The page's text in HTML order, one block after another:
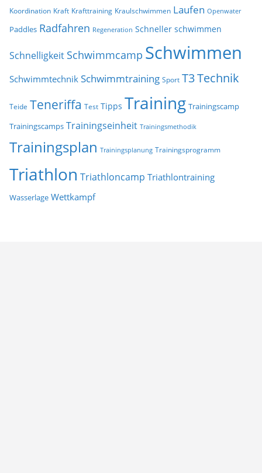
Koordination Kraft Krafttraining Kraulschwimmen Laufen Openwater
Paddles Radfahren Regeneration Schneller schwimmen
Schnelligkeit Schwimmcamp Schwimmen
Schwimmtechnik Schwimmtraining Sport T3Technik
Teide Teneriffa Test Tipps Training Trainingscamp
Trainingscamps Trainingseinheit Trainingsmethodik
Trainingsplan Trainingsplanung Trainingsprogramm
Triathlon Triathloncamp Triathlontraining
Wasserlage Wettkampf